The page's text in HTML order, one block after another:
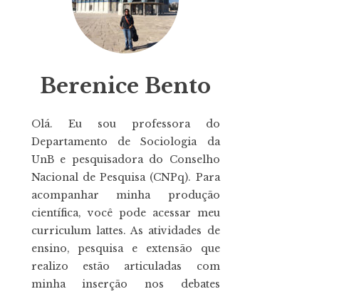
Berenice Bento
Olá. Eu sou professora do
Departamento de Sociologia da
UnB e pesquisadora do Conselho
Nacional de Pesquisa (CNPq). Para
acompanhar minha produção
científica, você pode acessar meu
curriculum lattes. As atividades de
ensino, pesquisa e extensão que
realizo estão articuladas com
minha inserção nos debates